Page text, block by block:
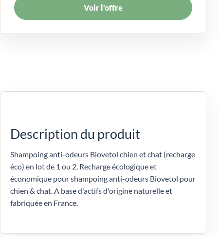
Voir l’offre
Description du produit
Shampoing anti-odeurs Biovetol chien et chat (recharge
éco) en lot de 1 ou 2. Recharge écologique et
économique pour shampoing anti-odeurs Biovetol pour
chien & chat. A base d'actifs d'origine naturelle et
fabriquée en France.